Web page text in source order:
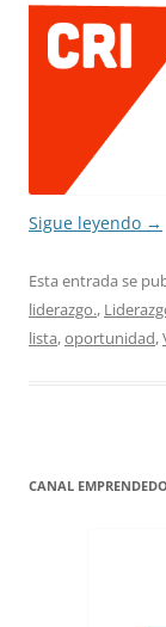
Sigue leyendo →
Esta entrada se
liderazgo.,
lista,oportunidad,
CANAL